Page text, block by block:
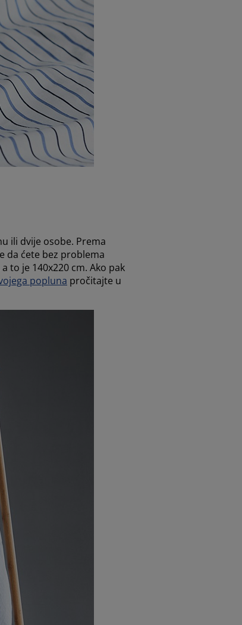
ili dvije osobe. Prema
da ćete bez problema
to je 140x220 cm. Ako pak
popluna pročitajte u